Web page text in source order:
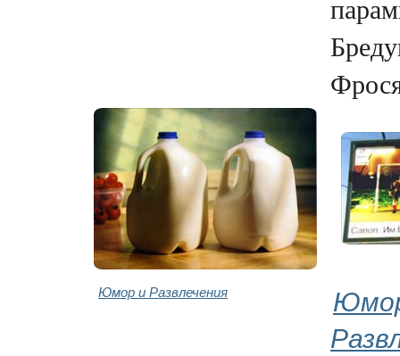
Юмор и Развлечения